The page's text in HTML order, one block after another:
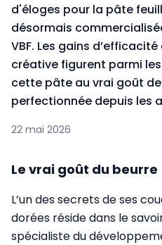
d'éloges pour la pâte
désormais
VBF. Les gains
créative figurent parmi
cette pâte au vrai goût
perfectionnée depuis les
22 mai 2026
Le vrai goût du beurre
L’un des secrets de ses
dorées réside dans le
spécialiste du